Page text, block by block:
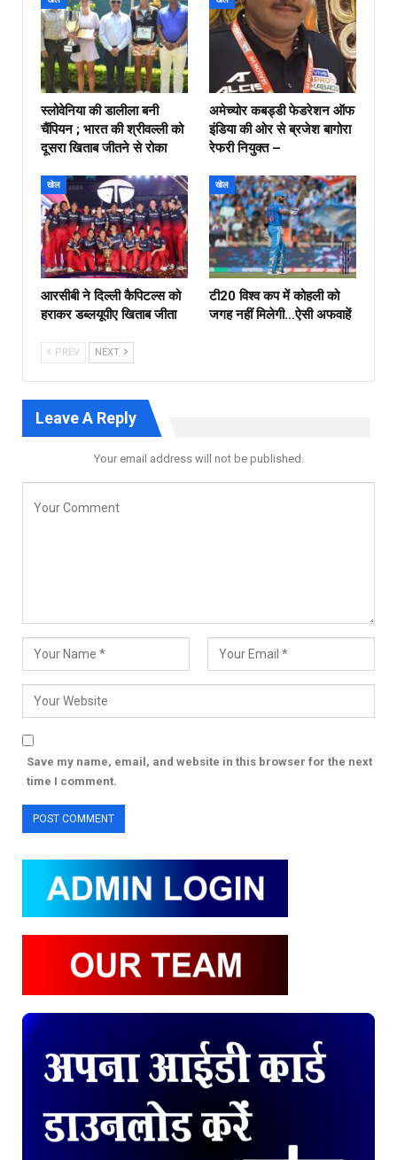
स्लोवेनिया की डालीला बनी
चैंपियन ; भारत की श्रीवल्ली को
दूसरा खिताब जीतने से रोका
अमेच्योर कबड्डी फेडरेशन ऑफ
इंडिया की ओर से ब्रजेश बागोरा
रेफरी नियुक्त –
खेल
आरसीबी ने दिल्ली कैपिटल्स को
हराकर डब्लयूपीए खिताब जीता
खेल
टी20 विश्व कप में कोहली को
जगह नहीं मिलेगी…ऐसी अफवाहें
PREV NEXT
Leave A Reply
Your email address will not be published.
Save my name, email, and website in this browser for the next
time I comment.